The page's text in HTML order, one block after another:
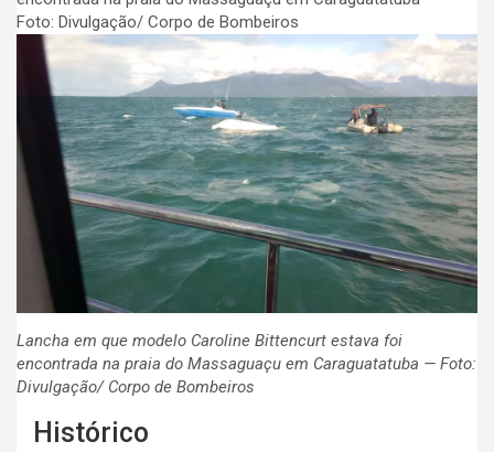
Lancha em que modelo Caroline Bittencurt estava foi
encontrada na praia do Massaguaçu em Caraguatatuba — Foto:
Divulgação/ Corpo de Bombeiros
Histórico